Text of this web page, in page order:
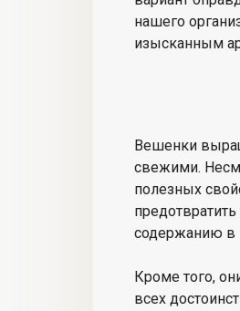
нашего
изысканным
Вешенки
свежими.
полезных
содержанию в
Кроме того,
всех